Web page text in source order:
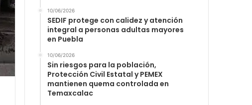
10/06/2026
SEDIF protege con calidez y atención
integral a personas adultas mayores
en Puebla
10/06/2026
Sin riesgos para la población,
Protección Civil Estatal y PEMEX
mantienen quema controlada en
Temaxcalac